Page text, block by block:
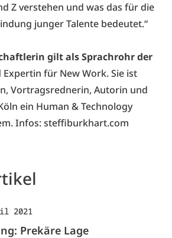
Z verstehen und was das für die
junger Talente bedeutet.“
gilt als Sprachrohr der
Expertin für New Work. Sie ist
Vortragsrednerin, Autorin und
ein Human & Technology
Infos: steffiburkhart.com
2021
Prekäre Lage